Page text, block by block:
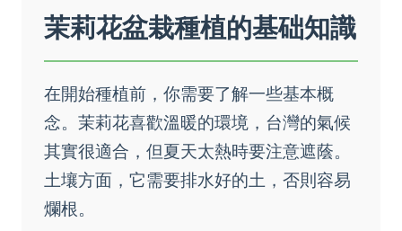
茉莉花盆栽種植的基础知識
在開始種植前，你需要了解一些基本概
念。茉莉花喜歡溫暖的環境，台灣的氣候
其實很適合，但夏天太熱時要注意遮蔭。
土壤方面，它需要排水好的土，否則容易
爛根。